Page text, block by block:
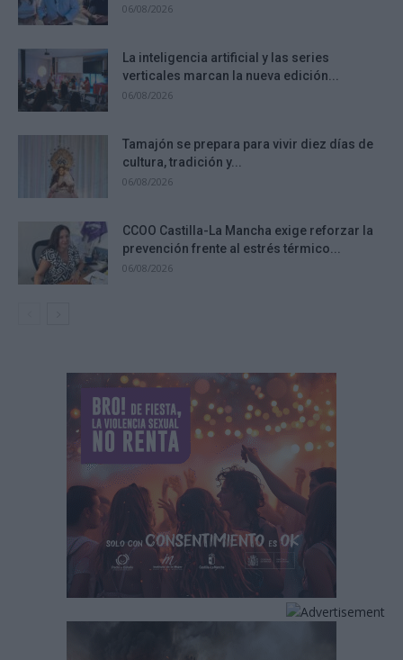
06/08/2026
La inteligencia artificial y las series
verticales marcan la nueva edición...
06/08/2026
Tamajón se prepara para vivir diez días de
cultura, tradición y...
06/08/2026
CCOO Castilla-La Mancha exige reforzar la
prevención frente al estrés térmico...
06/08/2026